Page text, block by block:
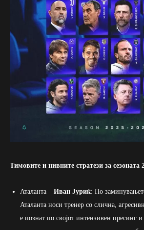
Тимовите и нивните стратези за сезоната
Аталанта – Иван Јуриќ: По
Аталанта носи тренер со слична,
е познат по својот интензивен пресинг и